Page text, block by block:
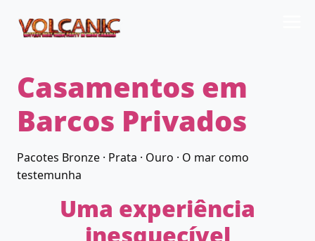
Casamentos em
Barcos Privados
Pacotes Bronze · Prata · Ouro · O mar como
testemunha
Uma experiência